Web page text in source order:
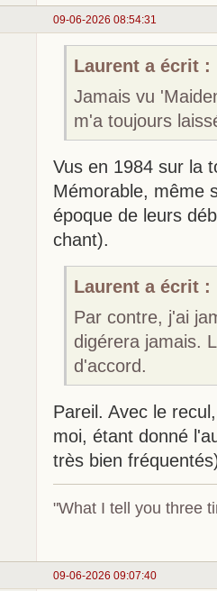
09-06-2026 08:54:31
Laurent a écrit :
Jamais vu
m'a toujours
Vus en 1984 sur la
Mémorable, même
époque de leurs
chant).
Laurent a écrit :
Par contre, j'ai
digérera jamais.
d'accord.
Pareil. Avec le
moi, étant donné
très bien
"What I tell you three
09-06-2026 09:07:40